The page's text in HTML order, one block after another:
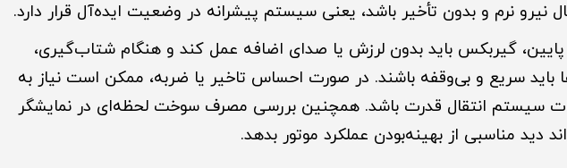
نیرو نرم و بدون تأخیر باشد، یعنی سیستم پیشرانه در وضعیت ایده‌آل قرار دارد.
گیربکس باید بدون لرزش یا صدای اضافه عمل کند و هنگام شتاب‌گیری،
باید سریع و بی‌وقفه باشند. در صورت احساس تاخیر یا ضربه، ممکن است نیاز به
سیستم انتقال قدرت باشد. همچنین بررسی مصرف سوخت لحظه‌ای در نمایشگر
دید مناسبی از بهینه‌بودن عملکرد موتور بدهد.